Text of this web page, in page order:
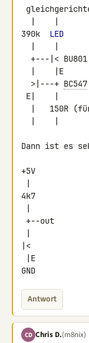
390k LED
  >|---+
BC547
Dann ist es
+5V
4k7
|<
GND
Antwort
CD Chris D.(m8nix)